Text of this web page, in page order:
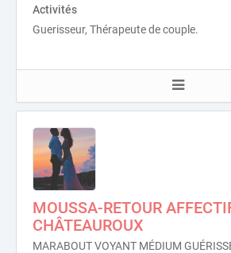
Activités
Guerisseur, Thérapeute de couple.
MOUSSA-RETOUR
CHÂTEAUROUX
MARABOUT VOYANT MÉDIUM